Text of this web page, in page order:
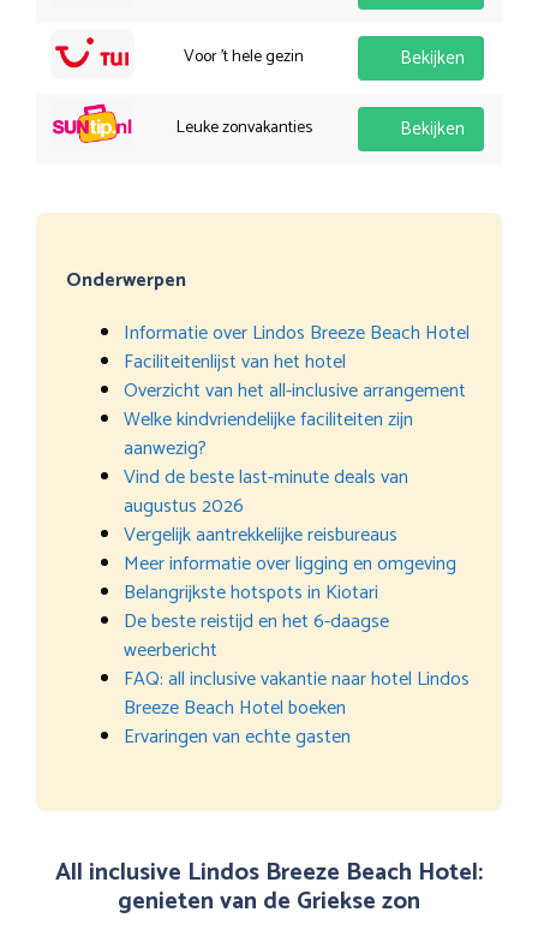
Voor 't hele gezin Bekijken
Leuke zonvakanties Bekijken
Onderwerpen
Informatie over Lindos Breeze Beach Hotel
Faciliteitenlijst van het hotel
Overzicht van het all-inclusive arrangement
Welke kindvriendelijke faciliteiten zijn
aanwezig?
Vind de beste last-minute deals van
augustus 2026
Vergelijk aantrekkelijke reisbureaus
Meer informatie over ligging en omgeving
Belangrijkste hotspots in Kiotari
De beste reistijd en het 6-daagse
weerbericht
FAQ: all inclusive vakantie naar hotel Lindos
Breeze Beach Hotel boeken
Ervaringen van echte gasten
All inclusive Lindos Breeze Beach Hotel:
genieten van de Griekse zon